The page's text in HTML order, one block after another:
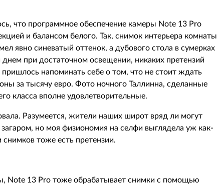
что программное обеспечение камеры Note 13 Pro
и балансом белого. Так, снимок интерьера комнаты
явно синеватый оттенок, а дубового стола в сумерках
при достаточном освещении, никаких претензий
напоминать себе о том, что не стоит ждать
за тысячу евро. Фото ночного Таллинна, сделанные
класса вполне удовлетворительные.
Разумеется, жители наших широт вряд ли могут
но моя физиономия на селфи выглядела уж как-
тоже есть претензии.
Note 13 Pro тоже обрабатывает снимки с помощью